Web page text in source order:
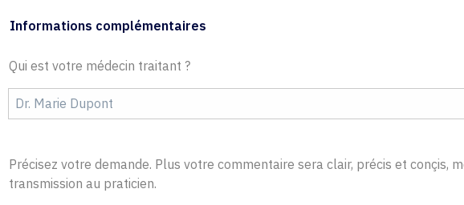
Informations complémentaires
Qui est votre médecin traitant ?
Précisez votre demande. Plus votre commentaire sera clair, précis et conçis,
transmission au praticien.